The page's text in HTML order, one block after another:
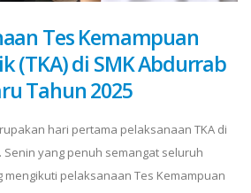
Tes Kemampuan
(TKA) di SMK Abdurrab
Tahun 2025
hari pertama pelaksanaan TKA di
Senin yang penuh semangat seluruh
mengikuti pelaksanaan Tes Kemampuan